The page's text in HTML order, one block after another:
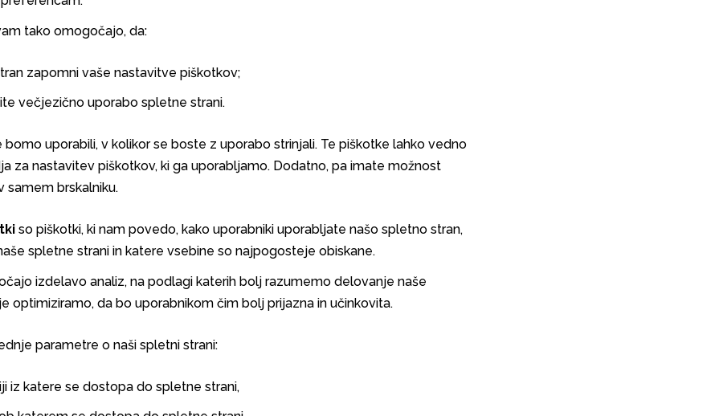
tako omogočajo, da:
zapomni vaše nastavitve piškotkov;
večjezično uporabo spletne strani.
bomo uporabili, v kolikor se boste z uporabo strinjali. Te piškotke lahko vedno
za nastavitev piškotkov, ki ga uporabljamo. Dodatno, pa imate možnost
samem brskalniku.
so piškotki, ki nam povedo, kako uporabniki uporabljate našo spletno stran,
spletne strani in katere vsebine so najpogosteje obiskane.
izdelavo analiz, na podlagi katerih bolj razumemo delovanje naše
optimiziramo, da bo uporabnikom čim bolj prijazna in učinkovita.
parametre o naši spletni strani:
iz katere se dostopa do spletne strani,